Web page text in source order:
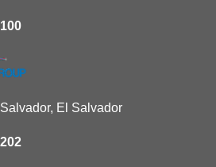
El Salvador